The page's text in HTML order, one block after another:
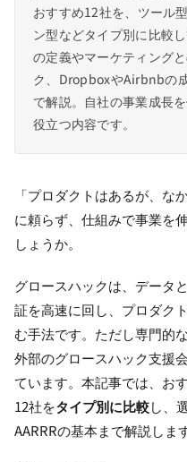
おすすめ12社を、ツール
ン型などタイプ別に比較
の定義やマーケティング
ク、DropboxやAirbnbの
で解説。自社の事業成長
役立つ内容です。
「プロダクトはあるが、な
に頼らず、仕組みで事業を
しょうか。
グロースハックは、データ
証を高速に回し、プロダク
む手法です。ただし専門的
外部のグロースハック支援
ています。本記事では、お
12社をタイプ別に比較し、
AARRRの基本まで解説します